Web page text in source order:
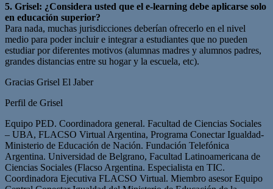
5. Grisel: ¿Considera usted que el e-learning debe aplicarse solo
en educación superior?
Para nada, muchas jurisdicciones deberían ofrecerlo en el nivel
medio para poder incluir e integrar a estudiantes que no pueden
estudiar por diferentes motivos (alumnas madres y alumnos padres,
grandes distancias entre su hogar y la escuela, etc).
Gracias Grisel El Jaber
Perfil de Grisel
Equipo PED. Coordinadora general. Facultad de Ciencias Sociales
– UBA, FLACSO Virtual Argentina, Programa Conectar Igualdad-
Ministerio de Educación de Nación. Fundación Telefónica
Argentina. Universidad de Belgrano, Facultad Latinoamericana de
Ciencias Sociales (Flacso Argentina. Especialista en TIC.
Coordinadora Ejecutiva FLACSO Virtual. Miembro asesor Equipo